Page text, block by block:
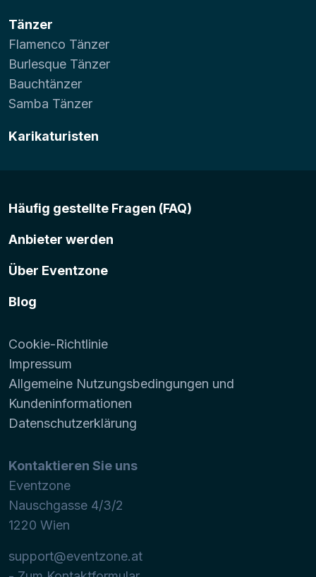
Tänzer
Flamenco Tänzer
Burlesque Tänzer
Bauchtänzer
Samba Tänzer
Karikaturisten
Häufig gestellte Fragen (FAQ)
Anbieter werden
Über Eventzone
Blog
Cookie-Richtlinie
Impressum
Allgemeine Nutzungsbedingungen und
Kundeninformationen
Datenschutzerklärung
Kontaktieren Sie uns
Eventzone
Nauschgasse 4/3/2
1220 Wien
support@eventzone.at